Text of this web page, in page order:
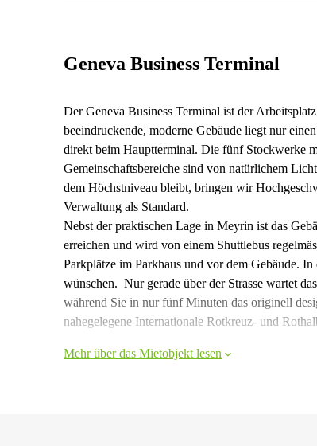
Geneva Business Terminal
Der Geneva Business Terminal ist der
beeindruckende, moderne Gebäude liegt nur
direkt beim Hauptterminal. Die fünf Stockwerke
Gemeinschaftsbereiche sind von natürlichem
dem Höchstniveau bleibt, bringen wir
Verwaltung als Standard.
Nebst der praktischen Lage in Meyrin ist das
erreichen und wird von einem Shuttlebus
Parkplätze im Parkhaus und vor dem Gebäude.
wünschen. Nur gerade über der Strasse wartet
während Sie in nur fünf Minuten das originell
nahegelegene Internationale Rotkreuz- und
Mehr über das Mietobjekt lesen